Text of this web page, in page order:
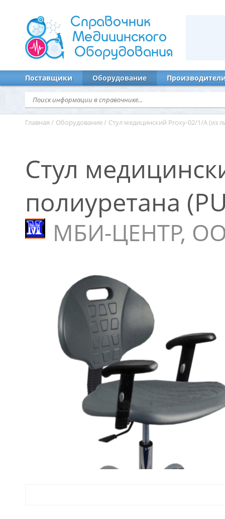
Справочник
Медицинского
Оборудования
Поставщики Оборудование
Главная / Оборудование / Стул медицинский Proxy-02/1/А (из
Стул
полиуретана
МБИ-ЦЕНТР,